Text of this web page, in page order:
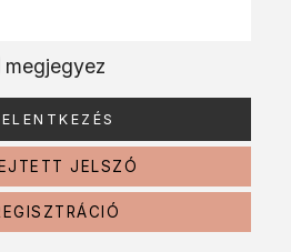
megjegyez
JELSZÓ